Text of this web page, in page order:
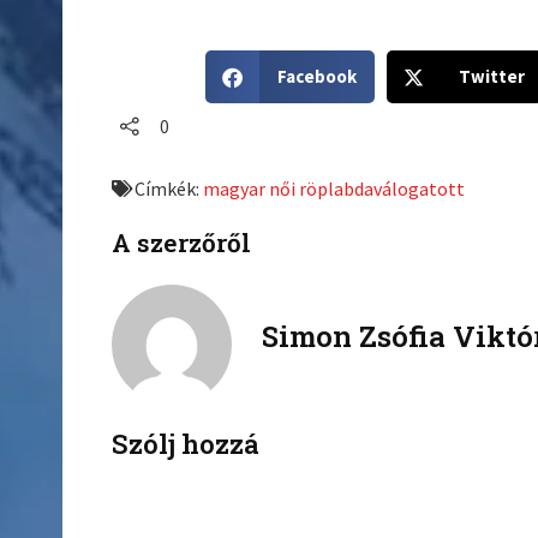
h
o
f
b
Facebook
h
o
t
Twitter
0
Címkék: magyar női röplabdaválogatott
A szerzőről
Simon Zsófia
Szólj hozzá